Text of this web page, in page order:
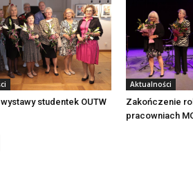
studentek OUTW
Aktualności
Zakończenie
pracowniach